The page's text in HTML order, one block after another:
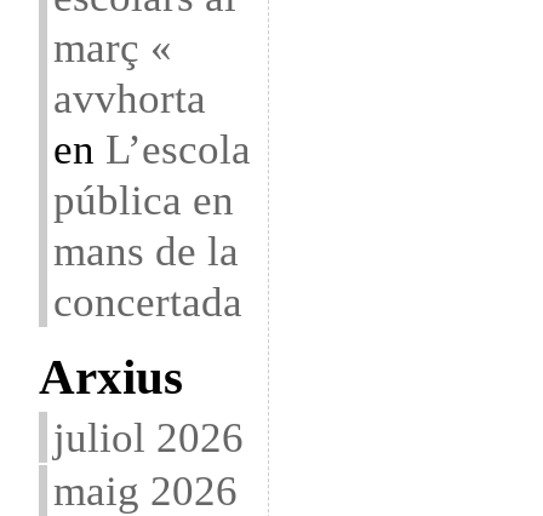
març «
avvhorta
en L’escola
pública en
mans de la
concertada
Arxius
juliol 2026
maig 2026